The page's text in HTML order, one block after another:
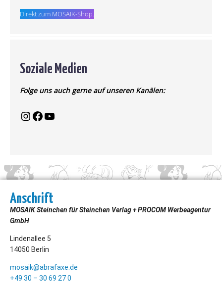
Direkt zum MOSAIK-Shop.
Soziale Medien
Folge uns auch gerne auf unseren Kanälen:
Anschrift
MOSAIK Steinchen für Steinchen Verlag + PROCOM Werbeagentur
GmbH
Lindenallee 5
14050 Berlin
mosaik@abrafaxe.de
+49 30 – 30 69 27 0